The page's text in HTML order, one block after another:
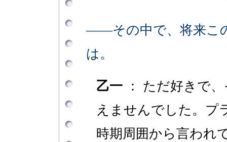
――その中で、将来こ
は。
乙一 ： ただ好きで
えませんでした。プ
時期周囲から言われ